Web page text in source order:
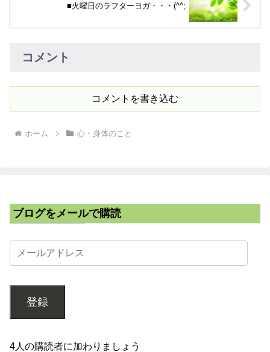
■火曜日のラフターヨガ・・・(^^;
コメント
コメントを書き込む
ホーム 心・身体のこと
ブログをメールで購読
登録
4人の購読者に加わりましょう